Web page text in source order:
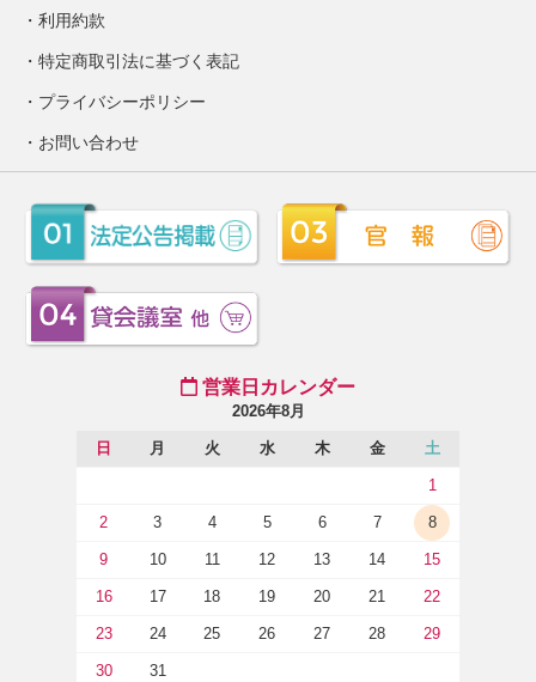
利用約款
特定商取引法に基づく表記
プライバシーポリシー
お問い合わせ
営業日カレンダー
2026年8月
日 月 火 水 木 金 土
1
2 3 4 5 6 7 8
9 10 11 12 13 14 15
16 17 18 19 20 21 22
23 24 25 26 27 28 29
30 31